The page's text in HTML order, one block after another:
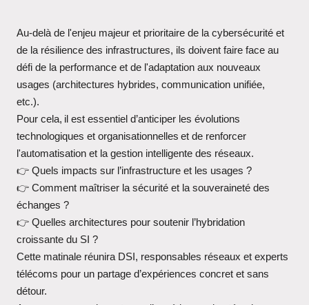
Au-delà de l'enjeu majeur et prioritaire de la cybersécurité et
de la résilience des infrastructures, ils doivent faire face au
défi de la performance et de l'adaptation aux nouveaux
usages (architectures hybrides, communication unifiée,
etc.).
Pour cela, il est essentiel d’anticiper les évolutions
technologiques et organisationnelles et de renforcer
l'automatisation et la gestion intelligente des réseaux.
👉 Quels impacts sur l’infrastructure et les usages ?
👉 Comment maîtriser la sécurité et la souveraineté des
échanges ?
👉 Quelles architectures pour soutenir l’hybridation
croissante du SI ?
Cette matinale réunira DSI, responsables réseaux et experts
télécoms pour un partage d’expériences concret et sans
détour.